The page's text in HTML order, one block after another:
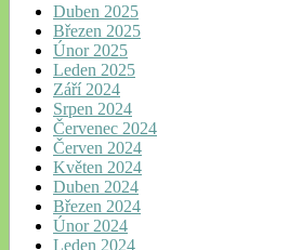
Duben 2025
Březen 2025
Únor 2025
Leden 2025
Září 2024
Srpen 2024
Červenec 2024
Červen 2024
Květen 2024
Duben 2024
Březen 2024
Únor 2024
Leden 2024